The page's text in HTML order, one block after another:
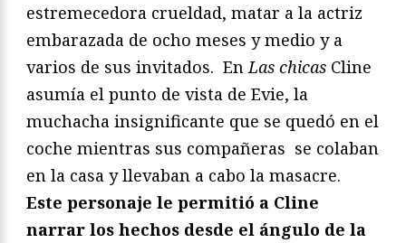
estremecedora crueldad, matar a la actriz
embarazada de ocho meses y medio y a
varios de sus invitados. En Las chicas Cline
asumía el punto de vista de Evie, la
muchacha insignificante que se quedó en el
coche mientras sus compañeras se colaban
en la casa y llevaban a cabo la masacre.
Este personaje le permitió a Cline
narrar los hechos desde el ángulo de la